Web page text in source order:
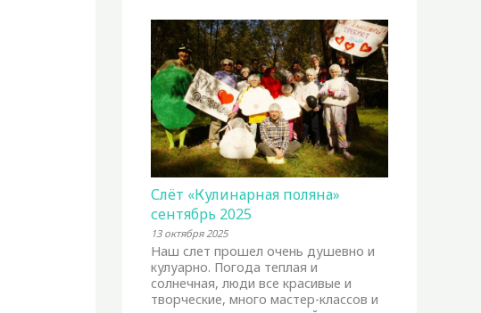
Слёт «Кулинарная поляна»
сентябрь 2025
13 октября 2025
Наш слет прошел очень душевно и
кулуарно. Погода теплая и
солнечная, люди все красивые и
творческие, много мастер-классов и